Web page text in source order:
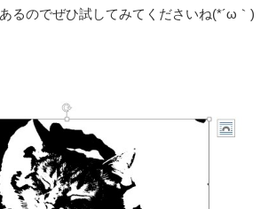
るのでぜひ試してみてくださいね(*´ω｀)